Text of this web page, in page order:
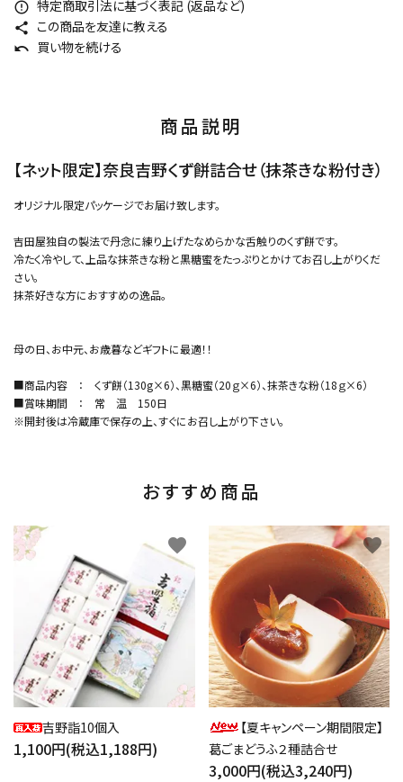
error_outline 特定商取引法に基づく表記 (返品など)
share この商品を友達に教える
undo 買い物を続ける
商品説明
【ネット限定】奈良吉野くず餅詰合せ（抹茶きな粉付き）
オリジナル限定パッケージでお届け致します。
吉田屋独自の製法で丹念に練り上げたなめらかな舌触りのくず餅です。
冷たく冷やして、上品な抹茶きな粉と黒糖蜜をたっぷりとかけてお召し上がりくだ
さい。
抹茶好きな方におすすめの逸品。
母の日、お中元、お歳暮などギフトに最適！！
■商品内容 ： くず餅（130g×6）、黒糖蜜（20ｇ×6）、抹茶きな粉（18ｇ×6）
■賞味期間 ： 常 温 150日
※開封後は冷蔵庫で保存の上、すぐにお召し上がり下さい。
おすすめ商品
吉野詣10個入
1,100円(税込1,188円)
favorite
【夏キャンペーン期間限定】
葛ごまどうふ２種詰合せ
3,000円(税込3,240円)
favorite